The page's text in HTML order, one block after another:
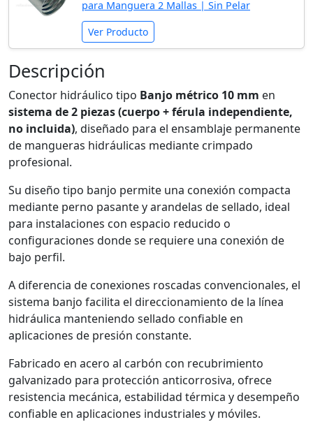
para Manguera 2 Mallas | Sin Pelar
Ver Producto
Descripción
Conector hidráulico tipo Banjo métrico 10 mm en
sistema de 2 piezas (cuerpo + férula independiente,
no incluida), diseñado para el ensamblaje permanente
de mangueras hidráulicas mediante crimpado
profesional.
Su diseño tipo banjo permite una conexión compacta
mediante perno pasante y arandelas de sellado, ideal
para instalaciones con espacio reducido o
configuraciones donde se requiere una conexión de
bajo perfil.
A diferencia de conexiones roscadas convencionales, el
sistema banjo facilita el direccionamiento de la línea
hidráulica manteniendo sellado confiable en
aplicaciones de presión constante.
Fabricado en acero al carbón con recubrimiento
galvanizado para protección anticorrosiva, ofrece
resistencia mecánica, estabilidad térmica y desempeño
confiable en aplicaciones industriales y móviles.